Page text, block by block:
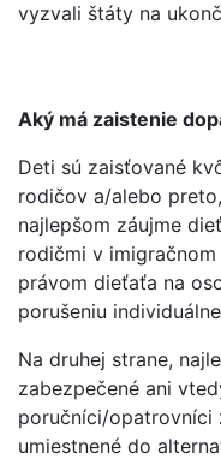
vyzvali štáty na
Aký má zaistenie
Deti sú zaisťované
rodičov a/alebo
najlepšom záujme
rodičmi v
právom dieťaťa na
porušeniu
Na druhej strane,
zabezpečené ani
poručníci/opatrovníci
umiestnené do